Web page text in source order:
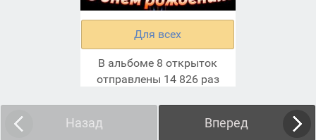
Для всех
В альбоме 8 открыток
отправлены 14 826 раз
Назад Вперед